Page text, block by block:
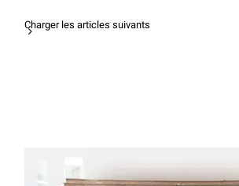
Charger les articles suivants